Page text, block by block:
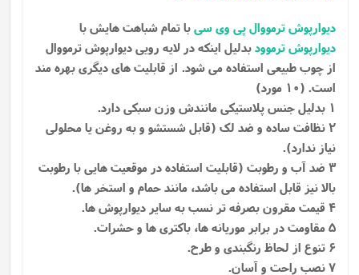
دیوارپوش ترمووال پی وی سیبا تمام شباهت هایش با
دیوارپوش ترموودبدلیل اینکه در لایه رویی دیوارپوش ترمووال
از چوب طبیعی استفاده می شود. از قابلیت های دیگری بهره مند
است. (10 مورد)
1 بدلیل جنس پلاستیکی مانندش وزن سبکی دارد.
2 نظافت ساده و ضد لک (قابل شستشو و به روغن یا محلولی
نیاز ندارد).
3 ضد آب و رطوبت (قابلیت استفاده در موقعیت هایی با رطوبت
بالا نیز قابل استفاده می باشد، مانند حمام و استخر ها).
4 قیمت مقرون بصرفه تر نسب به سایر دیوارپوش ها.
5 مقاومت در برابر موریانه ها، باکتری ها و حشرات.
6 تنوع از لحاظ رنگبندی و طرح.
7 نصب راحت و آسان.